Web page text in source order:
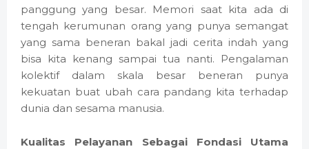
panggung yang besar. Memori saat kita ada di
tengah kerumunan orang yang punya semangat
yang sama beneran bakal jadi cerita indah yang
bisa kita kenang sampai tua nanti. Pengalaman
kolektif dalam skala besar beneran punya
kekuatan buat ubah cara pandang kita terhadap
dunia dan sesama manusia.
Kualitas Pelayanan Sebagai Fondasi Utama